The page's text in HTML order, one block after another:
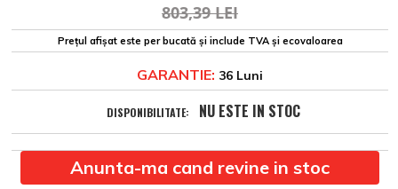
803,39 LEI
Prețul afișat este per bucată și include TVA și ecovaloarea
GARANTIE: 36 Luni
DISPONIBILITATE: NU ESTE IN STOC
Anunta-ma cand revine in stoc